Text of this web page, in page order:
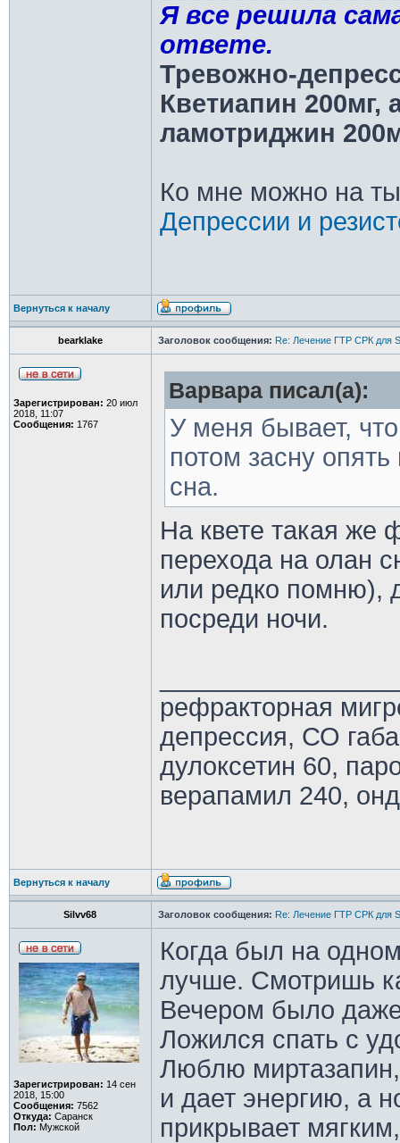
Я все решила
ответе.
Тревожно-
Кветиапин 200мг,
ламотриджин
Ко мне можно на
Депрессии и
Вернуться к началу
bearklake Заголовок сообщения: Re: Лечение ГТР СРК для
Зарегистрирован: 20 июл
2018, 11:07
Сообщения: 1767
Варвара писал(а):
У меня бывает,
потом засну
сна.
На квете такая же
перехода на олан
или редко помню),
посреди ночи.
рефракторная
депрессия, СО
дулоксетин 60,
верапамил 240,
Вернуться к началу
Silvv68 Заголовок сообщения: Re: Лечение ГТР СРК для
Зарегистрирован: 14 сен
2018, 15:00
Сообщения: 7562
Откуда: Саранск
Пол: Мужской
Когда был на
лучше. Смотришь
Вечером было
Ложился спать с
Люблю
и дает энергию, а
прикрывает